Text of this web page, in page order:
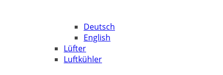
Deutsch
English
Lüfter
Luftkühler